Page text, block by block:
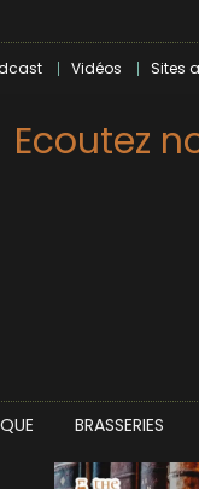
Vidéos Sites
Ecoutez
BRASSERIES